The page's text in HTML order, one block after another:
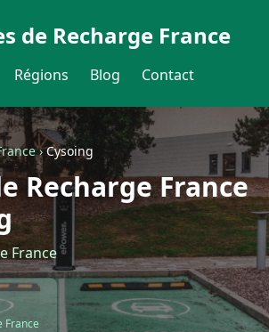
de Recharge France
Régions Blog Contact
›Cysoing
Recharge France
France
France